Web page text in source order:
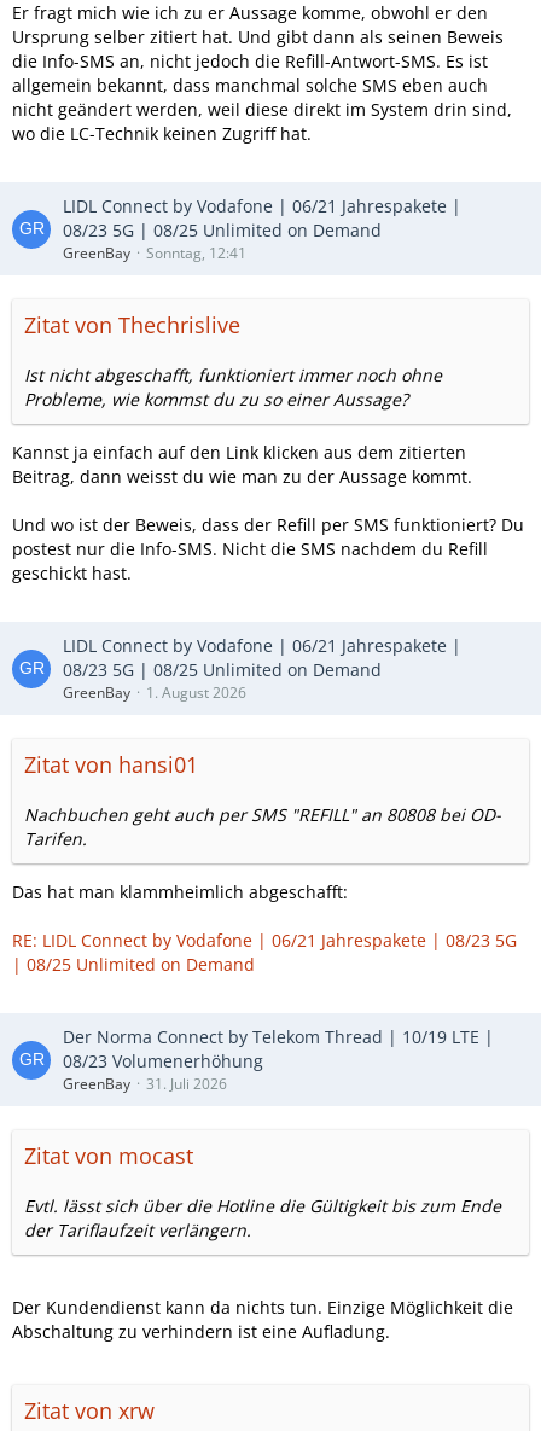
Er fragt mich wie ich zu er Aussage komme, obwohl er den
Ursprung selber zitiert hat. Und gibt dann als seinen Beweis
die Info-SMS an, nicht jedoch die Refill-Antwort-SMS. Es ist
allgemein bekannt, dass manchmal solche SMS eben auch
nicht geändert werden, weil diese direkt im System drin sind,
wo die LC-Technik keinen Zugriff hat.
LIDL Connect by Vodafone | 06/21 Jahrespakete |
08/23 5G | 08/25 Unlimited on Demand
GreenBay Sonntag, 12:41
Zitat von Thechrislive
Ist nicht abgeschafft, funktioniert immer noch ohne
Probleme, wie kommst du zu so einer Aussage?
Kannst ja einfach auf den Link klicken aus dem zitierten
Beitrag, dann weisst du wie man zu der Aussage kommt.
Und wo ist der Beweis, dass der Refill per SMS funktioniert? Du
postest nur die Info-SMS. Nicht die SMS nachdem du Refill
geschickt hast.
LIDL Connect by Vodafone | 06/21 Jahrespakete |
08/23 5G | 08/25 Unlimited on Demand
GreenBay 1. August 2026
Zitat von hansi01
Nachbuchen geht auch per SMS "REFILL" an 80808 bei OD-
Tarifen.
Das hat man klammheimlich abgeschafft:
RE: LIDL Connect by Vodafone | 06/21 Jahrespakete | 08/23 5G
| 08/25 Unlimited on Demand
Der Norma Connect by Telekom Thread | 10/19 LTE |
08/23 Volumenerhöhung
GreenBay 31. Juli 2026
Zitat von mocast
Evtl. lässt sich über die Hotline die Gültigkeit bis zum Ende
der Tariflaufzeit verlängern.
Der Kundendienst kann da nichts tun. Einzige Möglichkeit die
Abschaltung zu verhindern ist eine Aufladung.
Zitat von xrw